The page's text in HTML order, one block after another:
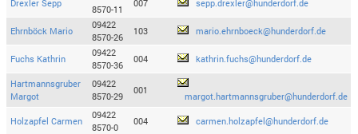
Drexler Sepp
8570-11
007 sepp.drexler@hunderdorf.de
Ehrnböck Mario
09422
8570-26
103 mario.ehrnboeck@hunderdorf.de
Fuchs Kathrin
09422
8570-36
004 kathrin.fuchs@hunderdorf.de
Hartmannsgruber
Margot
09422
8570-29
001
margot.hartmannsgruber@hunderdorf.de
Holzapfel Carmen
09422
8570-0
004 carmen.holzapfel@hunderdorf.de